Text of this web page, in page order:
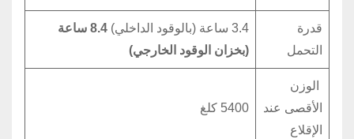
قدرة
التحمل
3.4 ساعة (بالوقود الداخلي) 8.4 ساعة
(بخزان الوقود الخارجي)
الوزن
الأقصى عند
الإقلاع
5400 كلغ